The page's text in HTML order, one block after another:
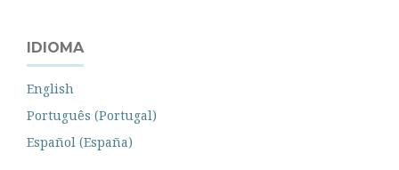
IDIOMA
English
Português (Portugal)
Español (España)